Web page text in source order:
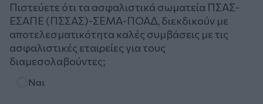
Πιστεύετε ότι τα ασφαλιστικά σωματεία ΠΣΑΣ-
ΕΣΑΠΕ (ΠΣΣΑΣ)-ΣΕΜΑ-ΠΟΑΔ, διεκδικούν με
αποτελεσματικότητα καλές συμβάσεις με τις
ασφαλιστικές εταιρείες για τους
διαμεσολαβούντες;
Ναι